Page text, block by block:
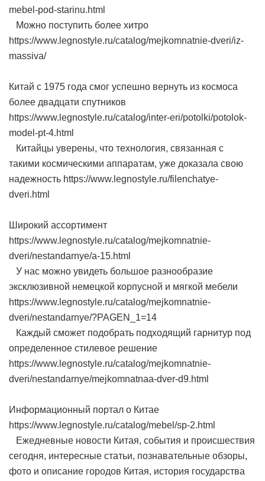
mebel-pod-starinu.html
Можно поступить более хитро
https://www.legnostyle.ru/catalog/mejkomnatnie-dveri/iz-
massiva/
Китай с 1975 года смог успешно вернуть из космоса
более двадцати спутников
https://www.legnostyle.ru/catalog/inter-eri/potolki/potolok-
model-pt-4.html
Китайцы уверены, что технология, связанная с
такими космическими аппаратам, уже доказала свою
надежность https://www.legnostyle.ru/filenchatye-
dveri.html
Широкий ассортимент
https://www.legnostyle.ru/catalog/mejkomnatnie-
dveri/nestandarnye/a-15.html
У нас можно увидеть большое разнообразие
эксклюзивной немецкой корпусной и мягкой мебели
https://www.legnostyle.ru/catalog/mejkomnatnie-
dveri/nestandarnye/?PAGEN_1=14
Каждый сможет подобрать подходящий гарнитур под
определенное стилевое решение
https://www.legnostyle.ru/catalog/mejkomnatnie-
dveri/nestandarnye/mejkomnatnaa-dver-d9.html
Информационный портал о Китае
https://www.legnostyle.ru/catalog/mebel/sp-2.html
Ежедневные новости Китая, события и происшествия
сегодня, интересные статьи, познавательные обзоры,
фото и описание городов Китая, история государства